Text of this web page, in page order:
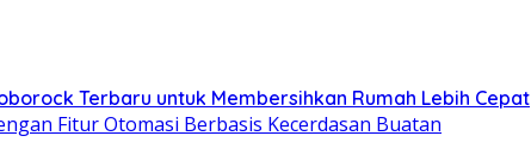
Terbaru untuk Membersihkan Rumah Lebih Cepat